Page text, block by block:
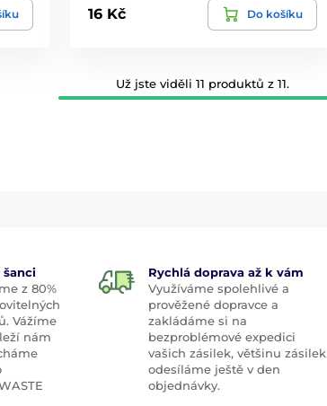
16 Kč Do košíku
Už jste viděli 11 produktů z 11.
šanci
z 80%
Vážíme
nám
Rychlá doprava až k vám
Využíváme spolehlivé a
prověžené dopravce a
zakládáme si na
bezproblémové expedici
vašich zásilek, většinu zásilek
odesíláme ještě v den
objednávky.